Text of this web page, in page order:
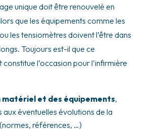
unique doit être renouvelé en
que les équipements comme les
les tensiomètres doivent l’être dans
Toujours est-il que ce
l’occasion pour l’infirmière
matériel et des équipements,
éventuelles évolutions de la
références, …)